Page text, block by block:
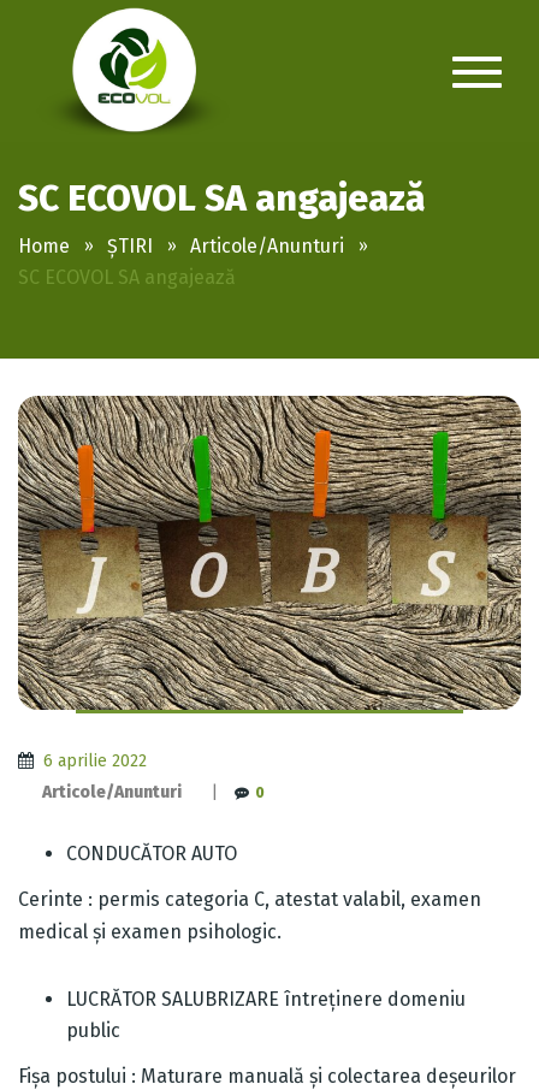
SC ECOVOL SA angajează
Home ȘTIRI
Articole/Anunturi
SC ECOVOL SA angajează
6 aprilie 2022
Articole/Anunturi
0
CONDUCĂTOR AUTO
Cerinte : permis categoria C, atestat valabil, examen
medical și examen psihologic.
LUCRĂTOR SALUBRIZARE întreţinere domeniu
public
Fişa postului : Maturare manuală și colectarea deşeurilor